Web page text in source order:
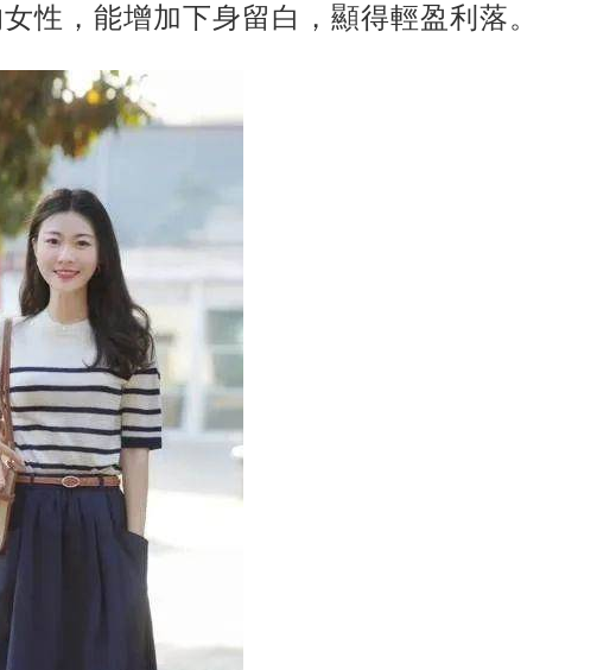
性，能增加下身留白，顯得輕盈利落。